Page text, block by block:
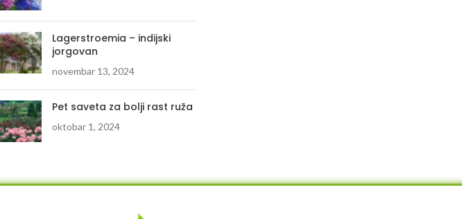
Lagerstroemia – indijski
jorgovan
novembar 13, 2024
Pet saveta za bolji rast ruža
oktobar 1, 2024